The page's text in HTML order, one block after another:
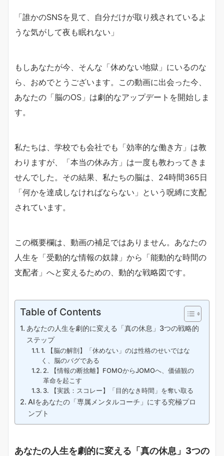
「誰かのSNSを見て、自分だけが取り残されているよ
うな気がして夜も眠れない」
もしあなたが今、そんな「休めない地獄」にいるのな
ら、おめでとうございます。この動画に出会った今、
あなたの「脳のOS」は劇的なアップデートを開始しま
す。
私たちは、学校でも会社でも「効率的な働き方」は教
わりますが、「本当の休み方」は一度も教わってきま
せんでした。その結果、私たちの脳は、24時間365日
「何かを達成しなければならない」という呪縛に支配
されています。
この概要欄は、動画の補足ではありません。あなたの
人生を「受動的な情報の奴隷」から「能動的な時間の
支配者」へと変えるための、動的な戦略図です。
Table of Contents
あなたの人生を劇的に変える「真の休息」3つの戦略的
ステップ
1. 【脳の解剖】「休めない」のは性格のせいではな
く、脳のバグである
2. 【情報の断捨離】FOMOからJOMOへ、価値観の
革命を起こす
3. 【実践：スコレー】「目的なき時間」を奪い取る
AIをあなたの「専属メンタルコーチ」にする究極プロ
ンプト
あなたの人生を劇的に変える「真の休息」3つの